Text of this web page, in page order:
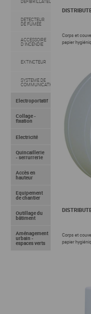
DETECTEUR
DE FUMEE
ACCESSOIRE
D'INCENDIE
EXTINCTEUR
SYSTEME DE
COMMUNICATION
Electroportatif
Collage -
fixation
Electricité
Quincaillerie
- serrurrerie
Accès en
hauteur
Equipement
de chantier
Outillage du
bâtiment
Aménagement
urbain -
espaces verts
Corps et
papier
Corps et
papier